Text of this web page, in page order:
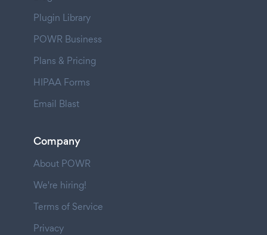
Plugin Library
POWR Business
Plans & Pricing
HIPAA Forms
Email Blast
Company
About POWR
We're hiring!
Terms of Service
Privacy